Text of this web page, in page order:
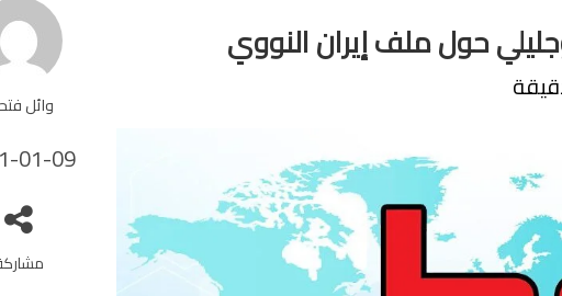
وائل
01-09
حول ملف إيران النووي